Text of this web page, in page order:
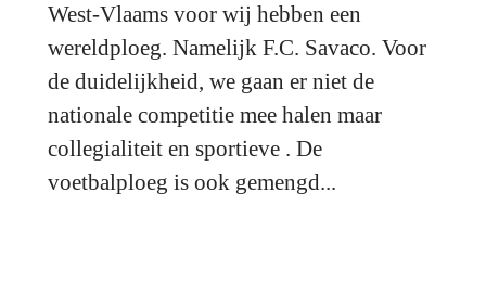
West-Vlaams voor wij hebben een
wereldploeg. Namelijk F.C. Savaco. Voor
de duidelijkheid, we gaan er niet de
nationale competitie mee halen maar
collegialiteit en sportieve . De
voetbalploeg is ook gemengd...